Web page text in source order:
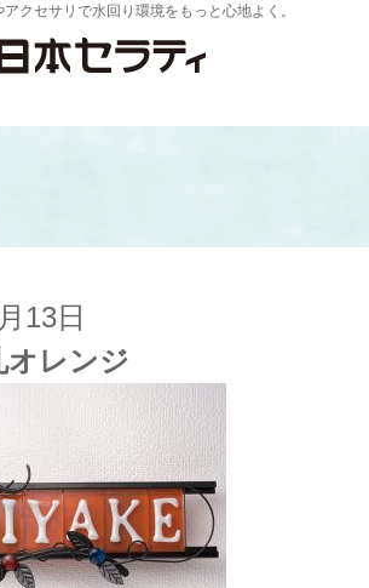
クセサリで水回り環境をもっと心地よく。
13日
オレンジ